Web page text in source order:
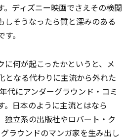
。ディズニー映画でさえその検閲
しそうなったら質と深みのある
。
に何が起こったかというと、メ
となる代わりに主流から外れた
代にアンダーグラウンド・コミ
。日本のように主流とはなら
独立系の出版社やロバート・ク
ラウンドのマンガ家を生み出し